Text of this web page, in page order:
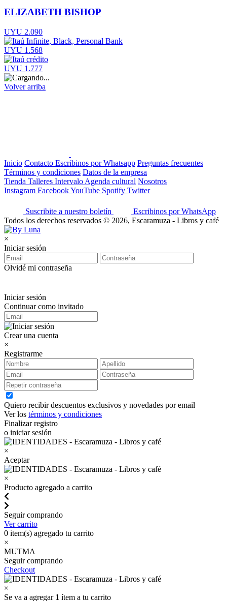
ELIZABETH BISHOP
UYU 2.090
UYU 1.568
UYU 1.777
Volver arriba
Inicio Contacto Escribinos por Whatsapp Preguntas frecuentes
Términos y condiciones Datos de la empresa
Tienda Talleres Intervalo Agenda cultural Nosotros
Instagram FacebookYouTube Spotify Twitter
Suscribite a nuestro boletín
Escribinos por WhatsApp
Todos los derechos reservados © 2026, Escaramuza - Libros y café
×
Iniciar sesión
Olvidé mi contraseña
Iniciar sesión
Continuar como invitado
Crear una cuenta
×
Registrarme
Quiero recibir descuentos exclusivos y novedades por email
Ver los términos y condiciones
Finalizar registro
o iniciar sesión
×
Aceptar
×
Producto agregado a carrito
Seguir comprando
Ver carrito
0 item(s) agregado tu carrito
×
MUTMA
Seguir comprando
Checkout
×
Se va a agregar 1 ítem a tu carrito